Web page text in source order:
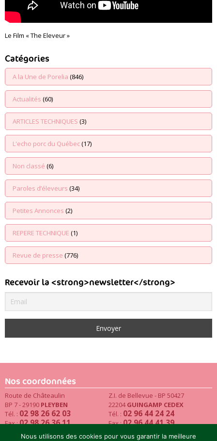
Le Film « The Eleveur »
Catégories
A la Une de Porelia (846)
Actualités (60)
ARTICLES TECHNIQUES (3)
L'echo porc du Québec(17)
Non classé (6)
Paroles d’éleveurs (34)
Petites Annonces (2)
REPERE TECHNIQUE (1)
Revue de presse (776)
Recevoir la <strong>newsletter</strong>
Nos coordonnées
Route de Châteaulin
BP 7 - 29190 PLEYBEN
Tél. : 02 98 26 62 03
Fax :02 98 26 36 11
Email
Z.I. de Bellevue - BP 50427
22204GUINGAMP CEDEX
Tél. : 02 96 44 24 24
Fax :02 96 44 41 39
Nous utilisons des cookies pour vous garantir la meilleure